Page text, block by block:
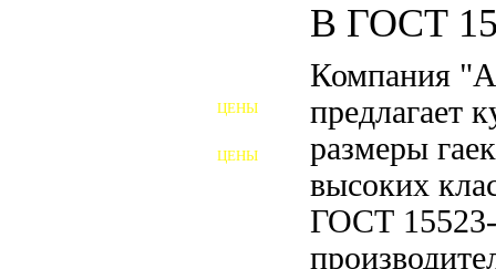
В ГОСТ
Компания
предлагает
размеры
высоких
ГОСТ
ЦЕНЫ
ЦЕНЫ
ШАЙБЫ ФУНДАМЕНТНЫЕ